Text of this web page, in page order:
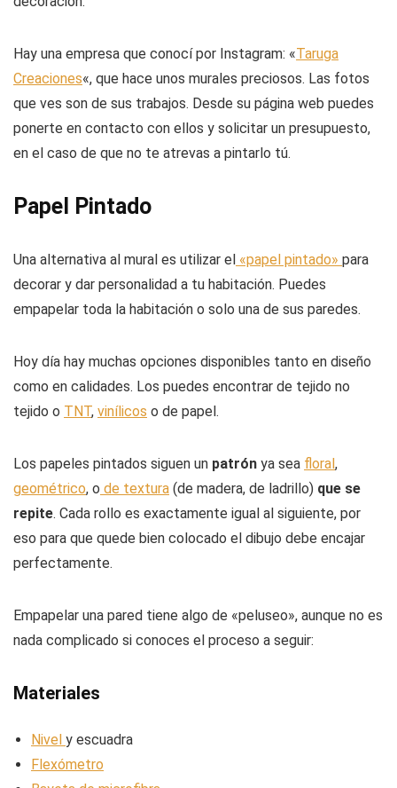
Hay una empresa que conocí por Instagram: «Taruga
Creaciones«, que hace unos murales preciosos. Las fotos
que ves son de sus trabajos. Desde su página web puedes
ponerte en contacto con ellos y solicitar un presupuesto,
en el caso de que no te atrevas a pintarlo tú.
Papel Pintado
Una alternativa al mural es utilizar el «papel pintado» para
decorar y dar personalidad a tu habitación. Puedes
empapelar toda la habitación o solo una de sus paredes.
Hoy día hay muchas opciones disponibles tanto en diseño
como en calidades. Los puedes encontrar de tejido no
tejido o TNT, vinílicos o de papel.
Los papeles pintados siguen un patrón ya sea floral,
geométrico, o de textura (de madera, de ladrillo) que se
repite. Cada rollo es exactamente igual al siguiente, por
eso para que quede bien colocado el dibujo debe encajar
perfectamente.
Empapelar una pared tiene algo de «peluseo», aunque no es
nada complicado si conoces el proceso a seguir:
Materiales
Nivel y escuadra
Flexómetro